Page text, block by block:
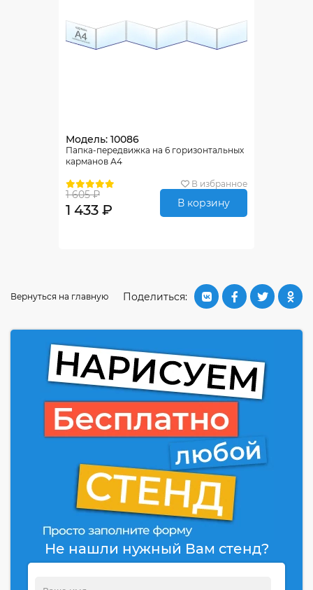
Модель: 10086
Папка-передвижка на 6 горизонтальных
карманов А4
В избранное
1 605 ₽
1 433 ₽ В корзину
Поделиться:
Вернуться на главную
Не нашли нужный Вам стенд?